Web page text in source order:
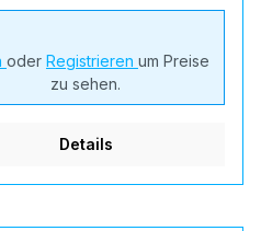
oder Registrieren um Preise
zu sehen.
Details